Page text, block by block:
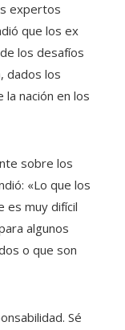
expertos
que los ex
los desafíos
dados los
nación en los
sobre los
«Lo que los
es muy difícil
algunos
o que son
Sé